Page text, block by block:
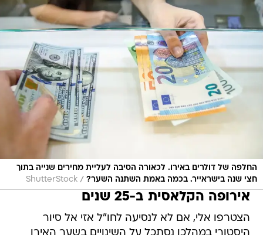
החלפה של דולרים באירו. לכאורה הסיבה לעליית מחירים שנייה בתוך
חצי שנה בישראייר. בכמה באמת השתנה השער? /
ShutterStock
אירופה הקלאסית ב-25 שנים
הצטרפו אלי, אם לא לנסיעה לחו"ל אזי אל סיור
היסטורי במהלכו נסתכל על השינויים בשער האירו